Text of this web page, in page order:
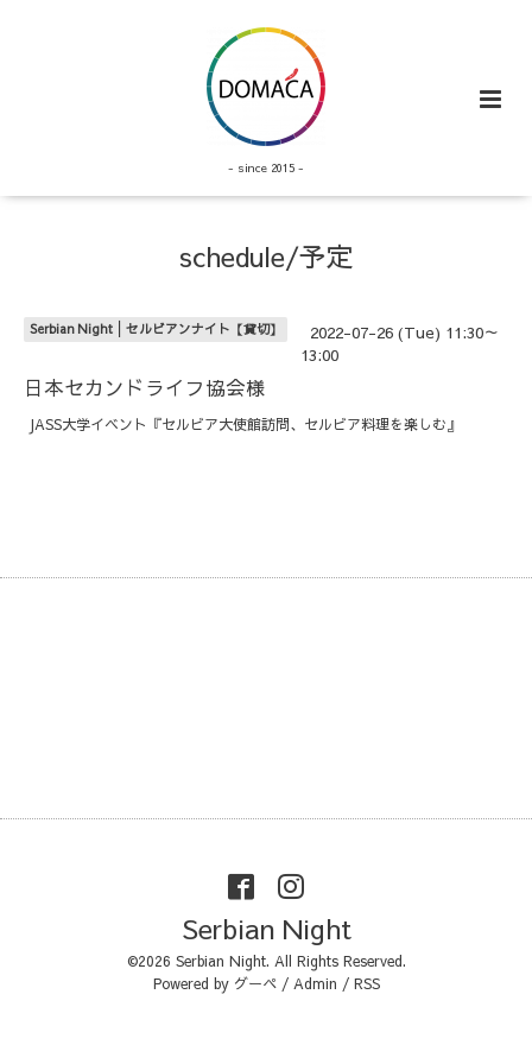
- since 2015 -
schedule/予定
Serbian Night│セルビアンナイト【貸切】
2022-07-26 (Tue) 11:30～
13:00
日本セカンドライフ協会様
JASS大学イベント『セルビア大使館訪問、セルビア料理を楽しむ』
Serbian Night
©2026 Serbian Night. All Rights Reserved.
Powered by グーペ/ Admin / RSS